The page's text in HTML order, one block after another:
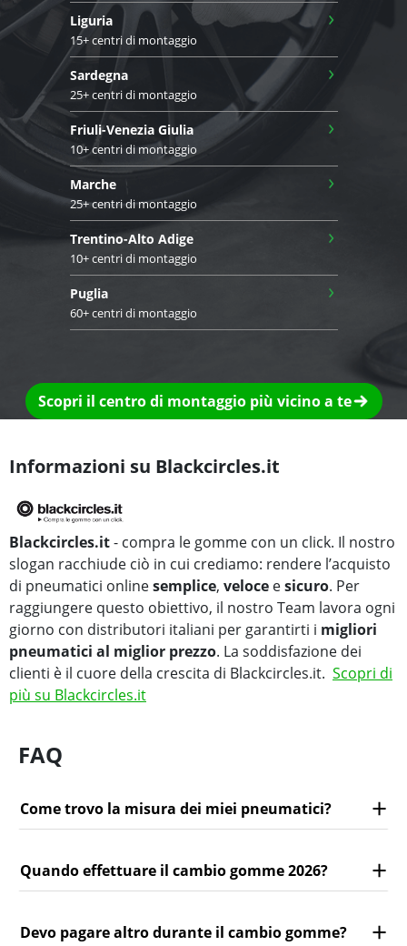
Liguria
15+ centri di montaggio
›
Sardegna
25+ centri di montaggio
›
Friuli-Venezia Giulia
10+ centri di montaggio
›
Marche
25+ centri di montaggio
›
Trentino-Alto Adige
10+ centri di montaggio
›
Puglia
60+ centri di montaggio
›
Scopri il centro di montaggio più vicino a te
Informazioni su Blackcircles.it
Blackcircles.it- compra le gomme con un click. Il nostro
slogan racchiude ciò in cui crediamo: rendere l’acquisto
di pneumatici onlinesemplice, veloce esicuro. Per
raggiungere questo obiettivo, il nostro Team lavora ogni
giorno con distributori italiani per garantirti i migliori
pneumatici al miglior prezzo. La soddisfazione dei
clienti è il cuore della crescita di Blackcircles.it. Scopri di
più su Blackcircles.it
FAQ
Come trovo la misura dei miei pneumatici?
Quando effettuare il cambio gomme 2026?
Devo pagare altro durante il cambio gomme?